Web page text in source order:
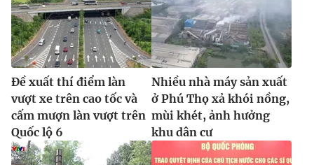
Đề xuất thí điểm làn
vượt xe trên cao tốc và
cấm mượn làn vượt trên
Quốc lộ 6
Nhiều nhà máy sản xuất
ở Phú Thọ xả khói nồng,
mùi khét, ảnh hưởng
khu dân cư